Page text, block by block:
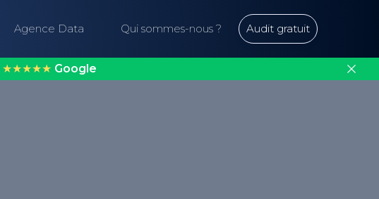
Agence Data Qui sommes-nous ? Audit gratuit
★★★★★ Google